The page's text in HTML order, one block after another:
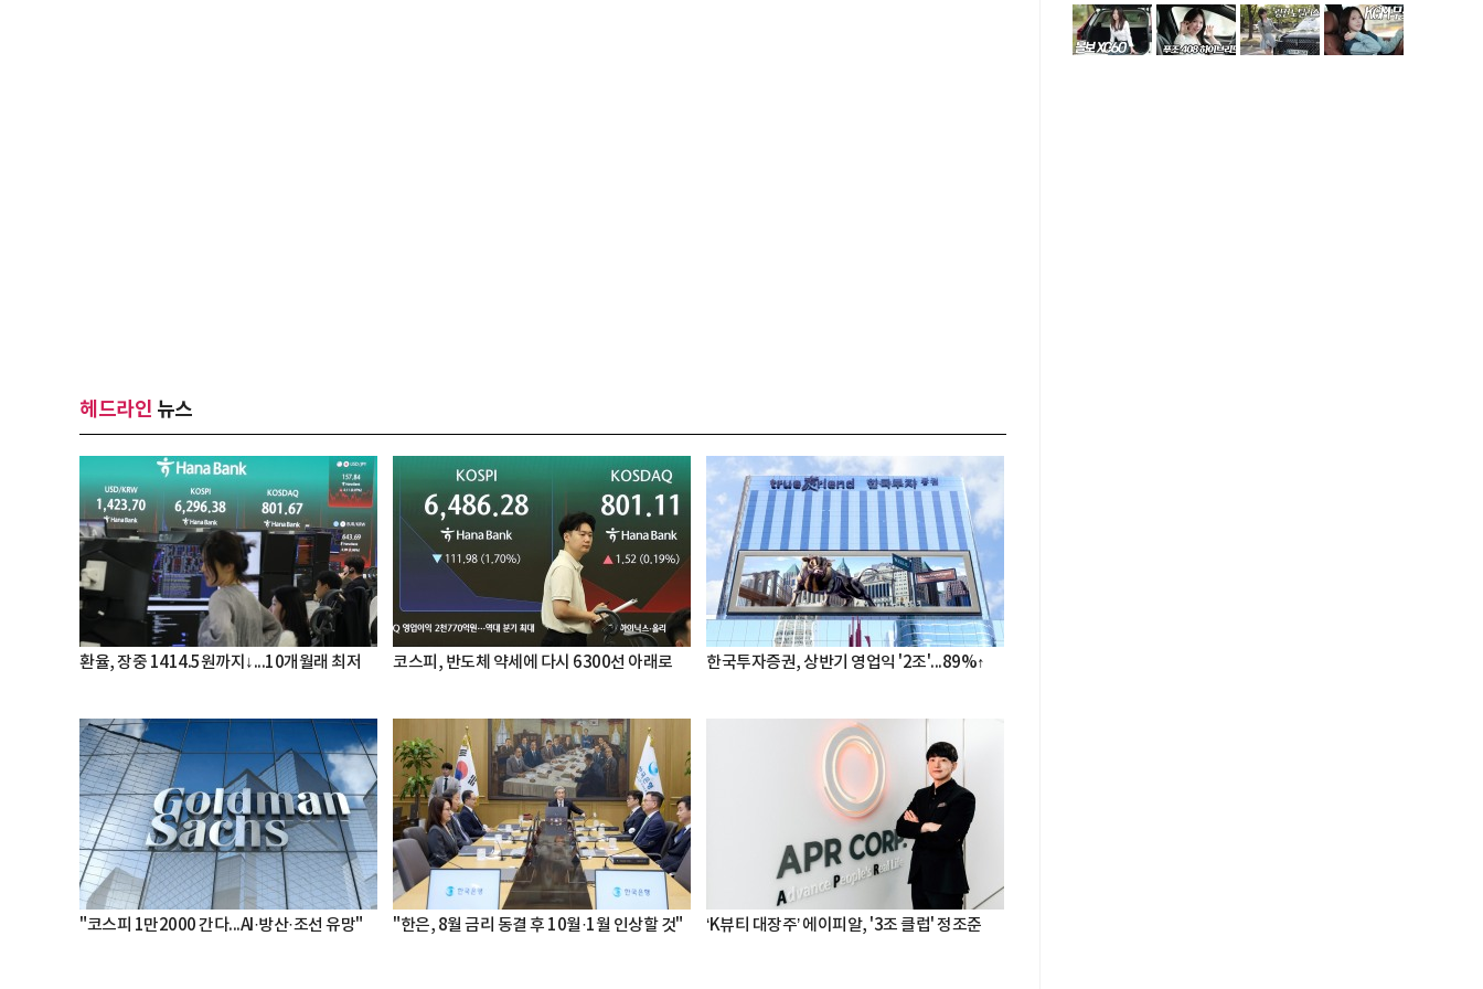
헤드라인 뉴스
환율, 장중 1414.5원까지↓...10개월래 최저 코스피, 반도체 약세에 다시 6300선 아래로 한국투자증권, 상반기 영업익 '2조'...89%↑
"코스피 1만2000 간다...AI·방산·조선 유망" "한은, 8월 금리 동결 후 10월·1월 인상할 것" ‘K뷰티 대장주’ 에이피알, '3조 클럽' 정조준